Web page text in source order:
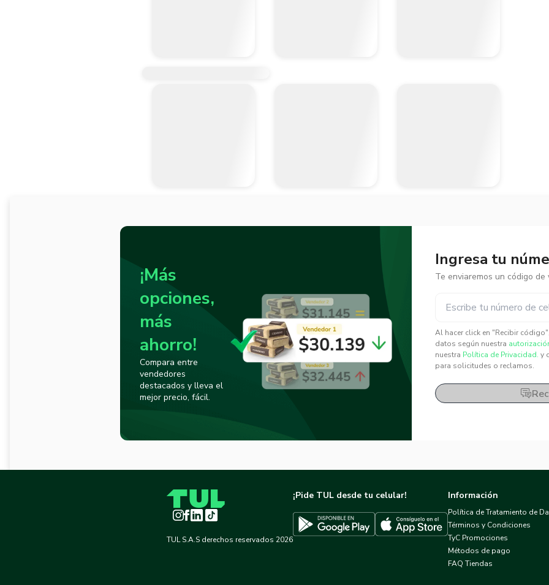
¡Más
opciones,
más
ahorro!
Compara entre
vendedores
destacados y lleva el
mejor precio, fácil.
Ingresa tu
Te enviaremos un código de
Al hacer click en "Recibir
datos según nuestra
nuestra Política de Privacidad. y
para solicitudes o reclamos.
Instagram
Facebook
LinkedInTikTok
TUL S.A.S derechos reservados 2026
¡Pide TUL desde tu celular!
Descargar TUL en Google PlayDescargar TUL en App Store
Información
Política de Tratamiento de
Términos y Condiciones
TyC Promociones
Métodos de pago
FAQ Tiendas